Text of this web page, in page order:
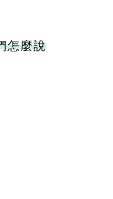
怎麼說